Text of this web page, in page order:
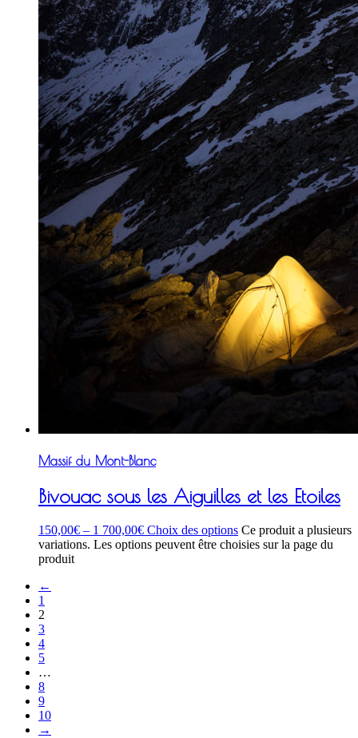
Massif du Mont-Blanc
Bivouac sous les Aiguilles et les Etoiles
150,00€ – 1 700,00€ Choix des options Ce produit a plusieurs
variations. Les options peuvent être choisies sur la page du
produit
←
1
2
3
4
5
…
8
9
10
→